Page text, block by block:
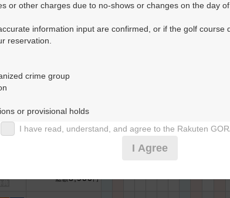
10月 11月
説明
5,591円
－ － － － － － － － － － －
総額8,900円
or other charges due to no-shows or changes on the day
information input are confirmed, or if the golf
reservation.
crime group
or provisional holds
during play (e.g., delaying play, ignoring rules,
I have read, understand, and agree to the Rakuten
I Agree